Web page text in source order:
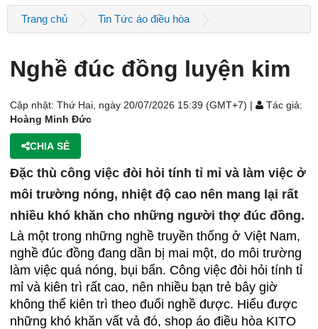
Trang chủ Tin Tức áo điều hòa
Nghề đúc đồng luyện kim
Cập nhật: Thứ Hai, ngày 20/07/2026 15:39 (GMT+7) |
Tác giả:
Hoàng Minh Đức
CHIA SẺ
Đặc thù công việc đòi hỏi tính tỉ mỉ và làm việc ở
môi trường nóng, nhiệt độ cao nên mang lại rất
nhiều khó khăn cho những người thợ đúc đồng.
Là một trong những nghề truyền thống ở Việt Nam,
nghề đúc đồng đang dần bị mai một, do môi trường
làm việc quá nóng, bụi bẩn. Công việc đòi hỏi tính tỉ
mỉ và kiên trì rất cao, nên nhiều bạn trẻ bây giờ
không thể kiên trì theo đuổi nghề được. Hiểu được
những khó khăn vất vả đó, shop áo điều hòa KITO